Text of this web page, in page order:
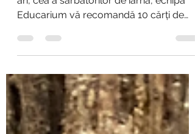
Pentru cea mai frumoasă perioadă din
Educarium vă recomandă 10 cărți de
citit împreună cu cei...